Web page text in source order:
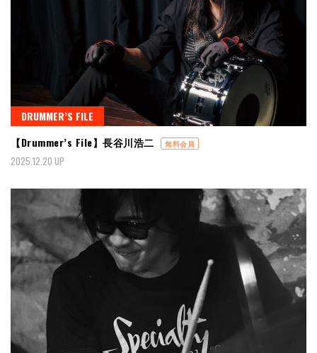
DRUMMER’S FILE
【Drummer’s File】長谷川浩二
無料会員
2025.12.20 UP